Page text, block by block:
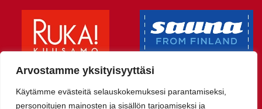
Arvostamme yksityisyyttäsi
Käytämme evästeitä selauskokemuksesi parantamiseksi,
personoitujen mainosten ja sisällön tarjoamiseksi ja